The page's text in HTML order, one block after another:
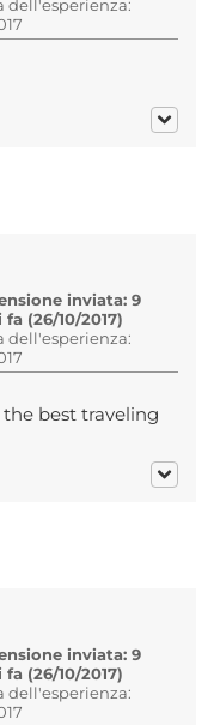
dell'esperienza:
inviata: 9
fa (26/10/2017)
dell'esperienza:
the best traveling
inviata: 9
fa (26/10/2017)
dell'esperienza: